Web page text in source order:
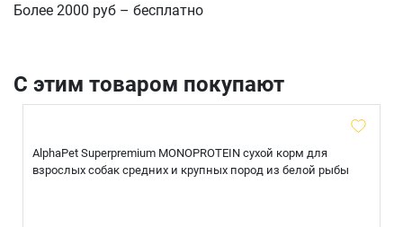
Более 2000 руб – бесплатно
С этим товаром покупают
AlphaPet Superpremium MONOPROTEIN сухой корм для
взрослых собак средних и крупных пород из белой рыбы